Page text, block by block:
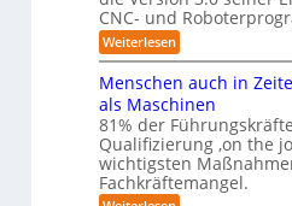
s
u
n
g
e
n
s
t
e
m
f
ü
r
R
o
r
I
n
d
u
s
t
r
i
e
r
o
e
i
c
h
v
o
n
m
i
l
i
t
t
a
t
i
o
n
e
n
-
S
c
h
CNC- und
Weiterlesen:
P
ä
s
e
n
t
a
t
Menschen auch in
als Maschinen
81% der
Qualifizierung ‚on the
wichtigsten
Fachkräftemangel.